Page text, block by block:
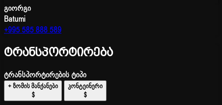
გიორგი
Batumi
+995 585 888 589
ტრანსპორტირება
ტრანსპორტირების ტიპი
+ ზომის მანქანები
$
კონტეინერი
$